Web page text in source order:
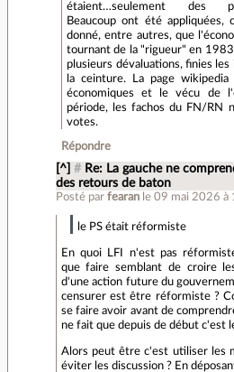
étaient…seulement des
Beaucoup ont été
donné, entre autres, que
tournant de la "rigueur" en
plusieurs dévaluations, finies
la ceinture. La page
économiques et le vécu de
période, les fachos du FN/RN
votes.
Répondre
[^] # Re: La gauche ne
des retours de baton
Posté par fearan le 09 mai 2026 à
le PS était réformiste
En quoi LFI n'est pas
que faire semblant de croire
d'une action future du
censurer est être réformiste ?
se faire avoir avant de
ne fait que depuis de début c'est
Alors peut être c'est utiliser les
éviter les discussion ? En